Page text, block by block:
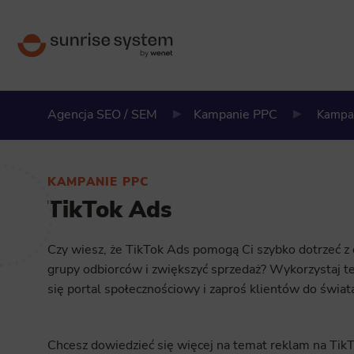
Agencja SEO / SEM Kampanie PPC
KAMPANIE PPC
TikTok Ads
Czy wiesz, że TikTok Ads pomogą Ci szybko dotrzeć
grupy odbiorców i zwiększyć sprzedaż? Wykorzystaj
się portal społecznościowy i zaproś klientów do
Chcesz dowiedzieć się więcej na temat reklam na